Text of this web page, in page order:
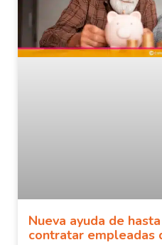
Nueva ayuda de
contratar empleadas